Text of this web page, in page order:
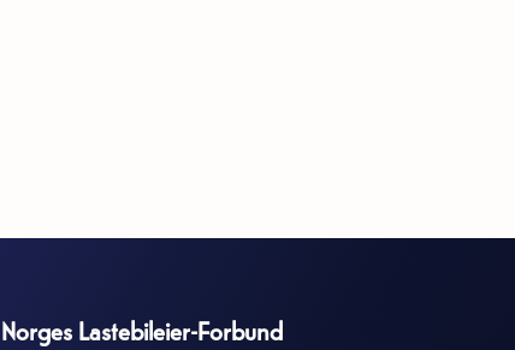
Norges Lastebileier-Forbund